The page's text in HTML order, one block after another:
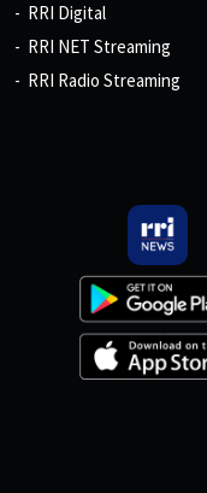
RRI Digital
RRI NET Streaming
RRI Radio Streaming